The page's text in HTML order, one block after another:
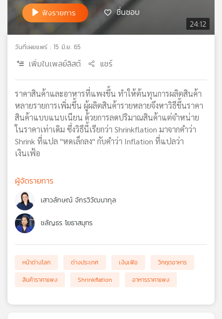
แผนที่
ข่าย
24:12
ฟังรายการ ชื่นชอบ
วันที่เผยแพร่ : 15 มิ.ย. 65
เพิ่มในเพลย์ลิสต์ แชร์
ราคาสินค้าและอาหารที่แพงขึ้น ทำให้ต้นทุนการผลิตสินค้า
หลายรายการเพิ่มขึ้น ผู้ผลิตสินค้ารายหลายจึงหาวิธีขึ้นราคา
สินค้าแบบแนบเนียน ด้วยการลดปริมาณสินค้าแต่จำหน่าย
ในราคาเท่าเดิม ซึ่งวิธีนี้เรียกว่า Shrinkflation มาจากคำว่า
Shrink ที่แปล "หดเล็กลง" กับคำว่า Inflation ที่แปลว่า
เงินเฟ้อ
ผู้จัดรายการ
เสาวลักษณ์ จักรวิวัฒนากุล
ชลัญธร โยธาสมุทร
หน้าต่างโลก ต่างประเทศ เงินเฟ้อ
วิกฤตอาหาร
สินค้าราคาแพง
Shrinkflation อาหารราคาแพง